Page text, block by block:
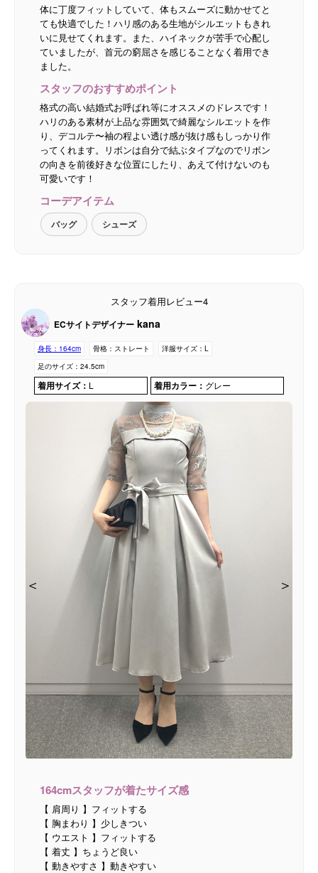
体に丁度フィットしていて、体もスムーズに動かせてと
ても快適でした！ハリ感のある生地がシルエットもきれ
いに見せてくれます。また、ハイネックが苦手で心配し
ていましたが、首元の窮屈さを感じることなく着用でき
ました。
スタッフのおすすめポイント
格式の高い結婚式お呼ばれ等にオススメのドレスです！
ハリのある素材が上品な雰囲気で綺麗なシルエットを作
り、デコルテ〜袖の程よい透け感が抜け感もしっかり作
ってくれます。リボンは自分で結ぶタイプなのでリボン
の向きを前後好きな位置にしたり、あえて付けないのも
可愛いです！
コーデアイテム
バッグ シューズ
スタッフ着用レビュー4
ECサイトデザイナー kana
身長： 164cm 骨格： ストレート 洋服サイズ： L
足のサイズ： 24.5cm
着用サイズ： L 着用カラー： グレー
＜ ＞
＜ ＞
＜ ＞
＜ ＞
＜ ＞
164cmスタッフが着たサイズ感
【 肩周り 】フィットする
【 胸まわり 】少しきつい
【 ウエスト 】フィットする
【 着丈 】ちょうど良い
【 動きやすさ 】動きやすい